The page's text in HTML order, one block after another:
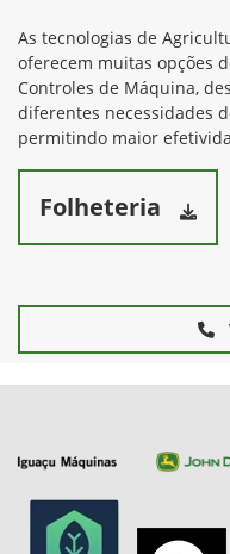
As tecnologias de
oferecem muitas opções
Controles de Máquina,
diferentes necessidades
permitindo maior
Folheteria